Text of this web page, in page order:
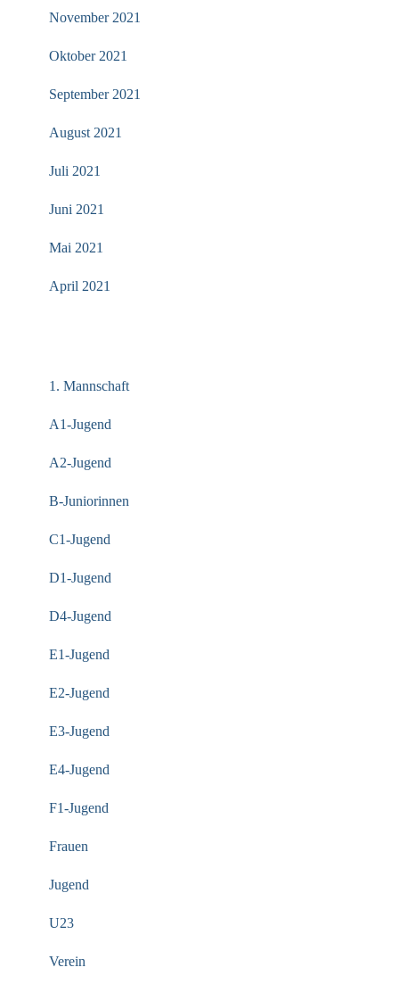
November 2021
Oktober 2021
September 2021
August 2021
Juli 2021
Juni 2021
Mai 2021
April 2021
1. Mannschaft
A1-Jugend
A2-Jugend
B-Juniorinnen
C1-Jugend
D1-Jugend
D4-Jugend
E1-Jugend
E2-Jugend
E3-Jugend
E4-Jugend
F1-Jugend
Frauen
Jugend
U23
Verein